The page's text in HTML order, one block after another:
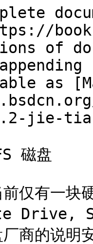
of
as
jie-
磁盘
仅有一块
商的说明